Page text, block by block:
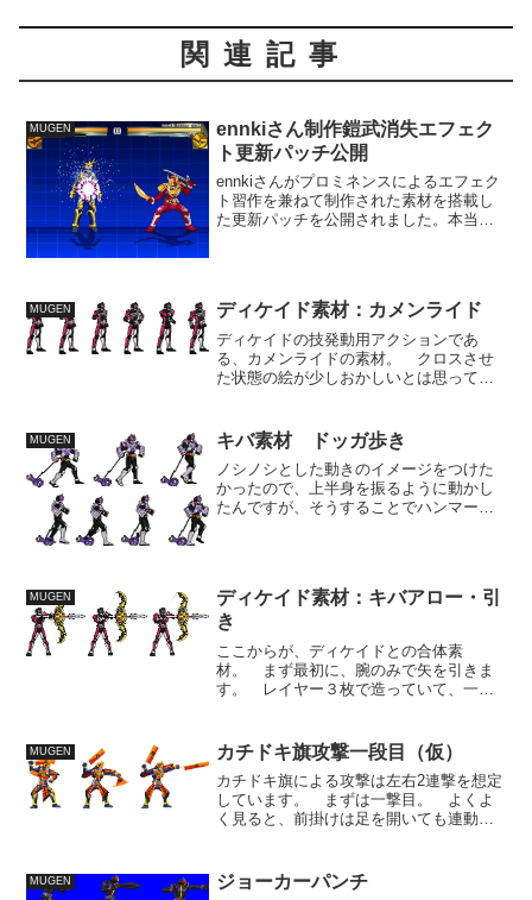
関連記事
MUGEN
ennkiさん制作鎧武消失エフェク
ト更新パッチ公開
ennkiさんがプロミネンスによるエフェク
ト習作を兼ねて制作された素材を搭載し
た更新パッチを公開されました。本当に
も詰め込んで...
MUGEN ディケイド素材：カメンライド
ディケイドの技発動用アクションであ
る、カメンライドの素材。 クロスさせ
た状態の絵が少しおかしいとは思ってい
たほうがいいかなとは思っています。仮
面ライダーバトル ガンバラ...
MUGEN キバ素材 ドッガ歩き
ノシノシとした動きのイメージをつけた
かったので、上半身を振るように動かし
たんですが、そうすることでハンマーを
MUGEN
ディケイド素材：キバアロー・引
き
ここからが、ディケイドとの合体素
材。 まず最初に、腕のみで矢を引きま
す。 レイヤー３枚で造っていて、一番
ていません。仮面ライダーバトル ガンバ
ライド キバアロー 【スペ...
MUGEN カチドキ旗攻撃一段目（仮）
カチドキ旗による攻撃は左右2連撃を想定
しています。 まずは一撃目。 よくよ
く見ると、前掛けは足を開いても連動し
ると変なことになってしまうものです
ね。肩パーツの長さや動き...
MUGEN ジョーカーパンチ